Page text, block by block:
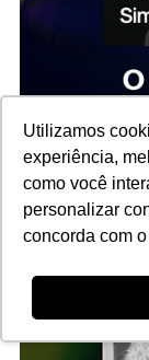
Utilizamos
experiência,
como você
personalizar
concorda com